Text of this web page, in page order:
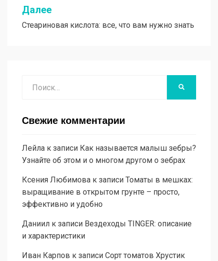
Далее
Стеариновая кислота: все, что вам нужно знать
Свежие комментарии
Лейла к записи Как называется малыш зебры?
Узнайте об этом и о многом другом о зебрах
Ксения Любимова к записи Томаты в мешках:
выращивание в открытом грунте – просто,
эффективно и удобно
Даниил к записи Вездеходы TINGER: описание
и характеристики
Иван Карпов к записи Сорт томатов Хрустик